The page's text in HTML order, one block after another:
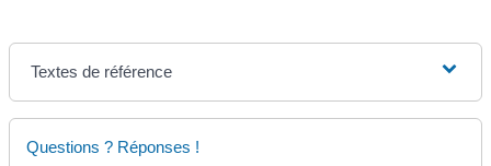
Textes de référence
Questions ? Réponses !